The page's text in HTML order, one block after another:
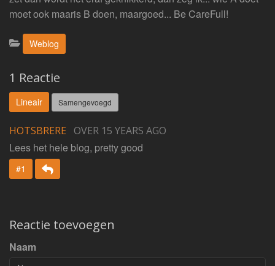
moet ook maaris B doen, maargoed... Be CareFull!
Categorieën:
Weblog
1 Reactie
Lineair Samengevoegd
HOTSBRERE OVER 15 YEARS AGO
Lees het hele blog, pretty good
#1 Beantwoorden
Reactie toevoegen
Naam